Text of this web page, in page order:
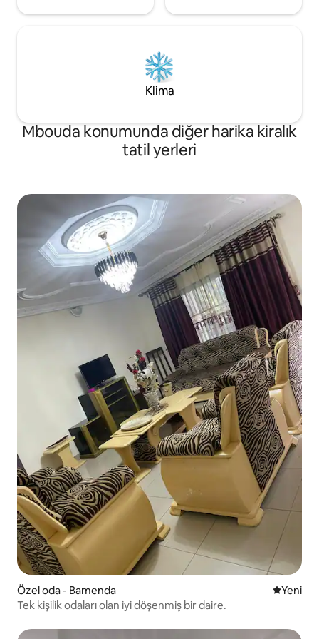
Klima
Mbouda konumunda diğer harika kiralık
tatil yerleri
Özel oda - Bamenda Yeni
Yeni
Tek kişilik odaları olan iyi döşenmiş bir daire.